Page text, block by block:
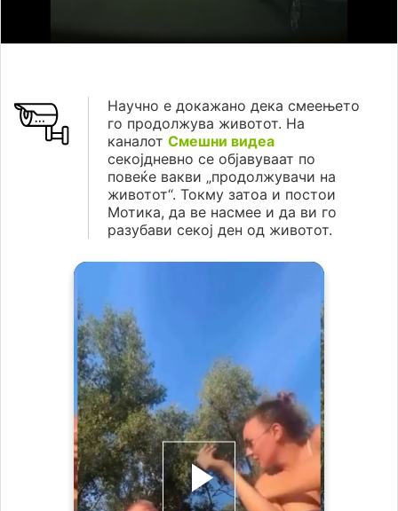
Научно е докажано дека смеењето
го продолжува животот. На
каналот Смешни видеа
секојдневно се објавуваат по
повеќе вакви „продолжувачи на
животот“. Токму затоа и постои
Мотика, да ве насмее и да ви го
разубави секој ден од животот.